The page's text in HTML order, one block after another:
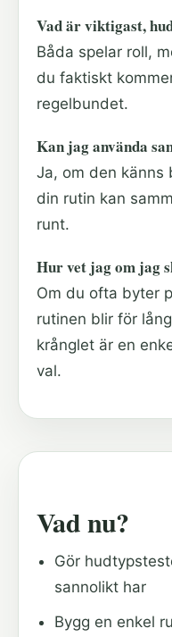
Vad är viktigast,
Båda spelar roll,
du faktiskt
regelbundet.
Kan jag använda
Ja, om den känns
din rutin kan
runt.
Hur vet jag om jag
Om du ofta byter
rutinen blir för
krånglet är en
val.
Vad nu?
Gör
sannolikt har
Bygg en enkel